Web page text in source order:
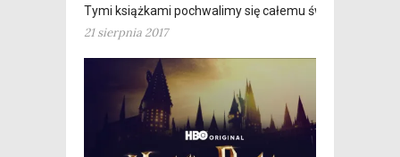
Tymi książkami pochwalimy się całemu światu
21 sierpnia 2017